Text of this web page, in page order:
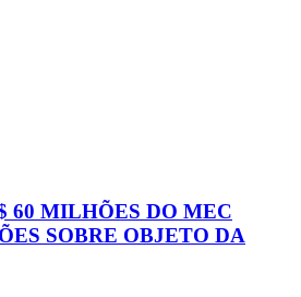
60 MILHÕES DO MEC
SOBRE OBJETO DA